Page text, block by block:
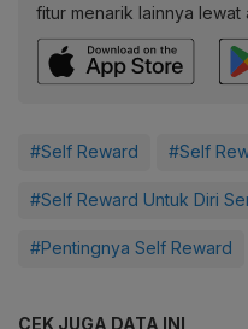
fitur menarik lainnya lewat
#Self Reward #Self
#Self Reward Untuk Diri
#Pentingnya Self Reward
CEK JUGA DATA INI